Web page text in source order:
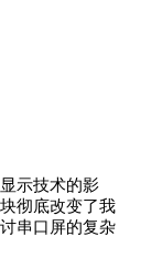
示技术的影
彻底改变了我
串口屏的复杂